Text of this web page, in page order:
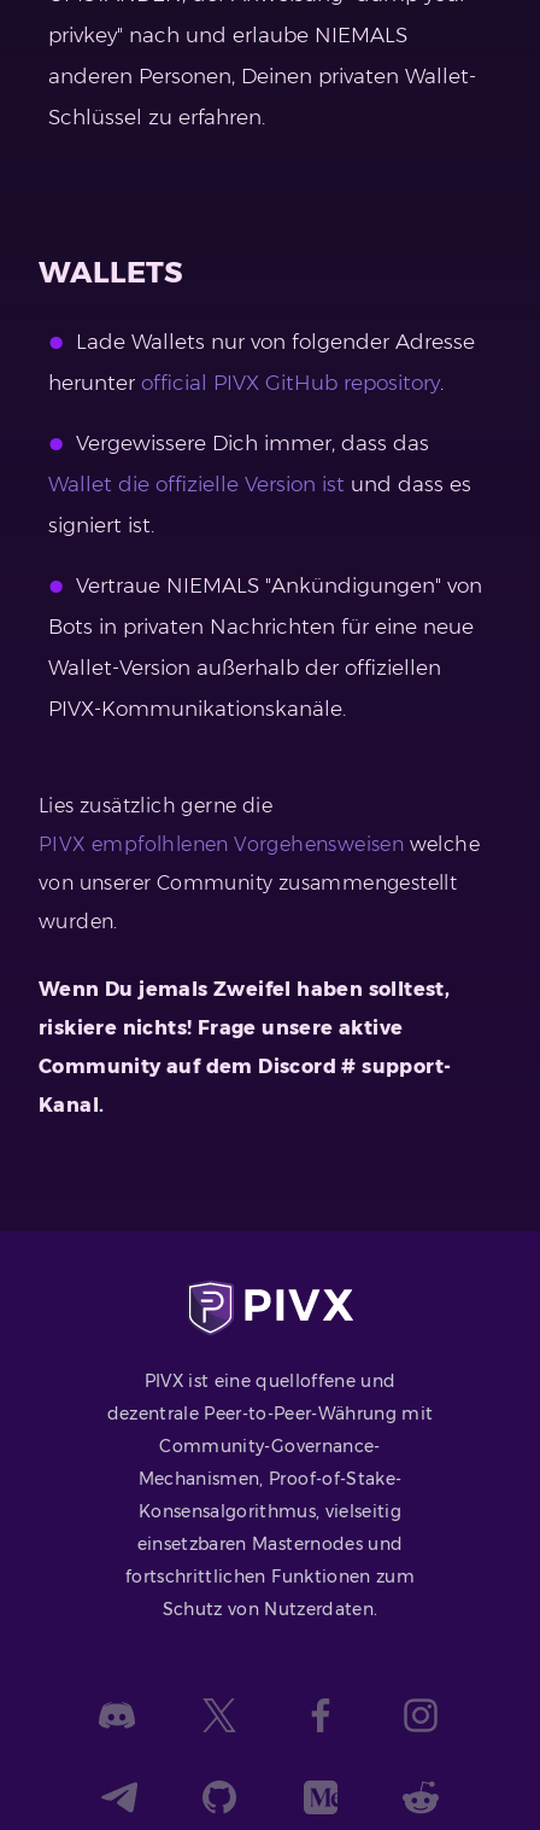
privkey" nach und erlaube NIEMALS
anderen Personen, Deinen privaten Wallet-
Schlüssel zu erfahren.
WALLETS
Lade Wallets nur von folgender Adresse
herunter official PIVX GitHub repository.
Vergewissere Dich immer, dass das
Wallet die offizielle Version ist und dass es
signiert ist.
Vertraue NIEMALS "Ankündigungen" von
Bots in privaten Nachrichten für eine neue
Wallet-Version außerhalb der offiziellen
PIVX-Kommunikationskanäle.
Lies zusätzlich gerne die
PIVX empfolhlenen Vorgehensweisen welche
von unserer Community zusammengestellt
wurden.
Wenn Du jemals Zweifel haben solltest,
riskiere nichts! Frage unsere aktive
Community auf dem Discord # support-
Kanal.
PIVX ist eine quelloffene und
dezentrale Peer-to-Peer-Währung mit
Community-Governance-
Mechanismen, Proof-of-Stake-
Konsensalgorithmus, vielseitig
einsetzbaren Masternodes und
fortschrittlichen Funktionen zum
Schutz von Nutzerdaten.